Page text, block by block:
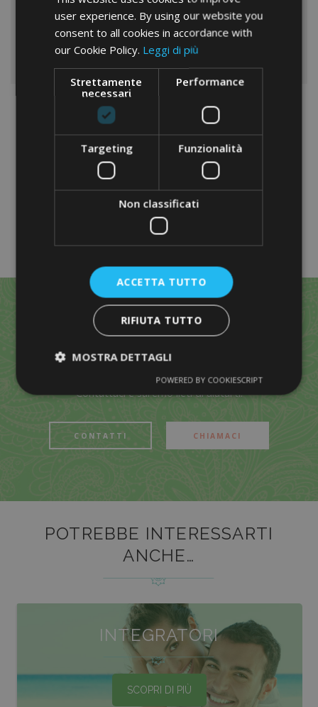
Ammino Arginina Solgar;
Creatina.
VUOI RICHIEDERE ALTRE
INFORMAZIONI?
Contattaci e saremo lieti di aiutarti!
CONTATTI CHIAMACI
POTREBBE INTERESSARTI
ANCHE…
INTEGRATORI
SCOPRI DI PIÙ
user experience. By using our website you
consent to all cookies in accordance with
our Cookie Policy. Leggi di più
Strettamente
necessari
Performance
Targeting Funzionalità
Non classificati
ACCETTA TUTTO
RIFIUTA TUTTO
MOSTRA DETTAGLI
POWERED BY COOKIESCRIPT